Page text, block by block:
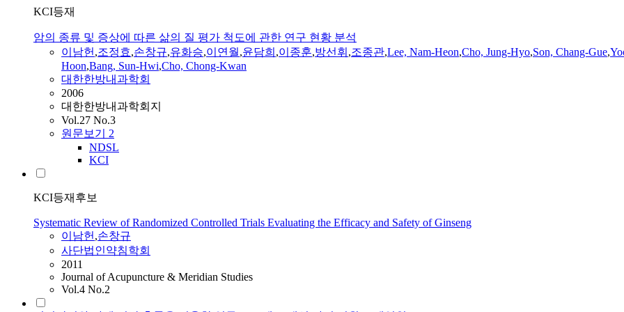
KCI등재
암의 종류 및 증상에 따른 삶의 질 평가 척도에 관한 연구 현황 분석
이남헌,조정효,손창규,유화승,이연월,윤담희 ,이종훈,방선휘 ,조종관,Lee, Nam-Heon,Cho, Jung-Hyo,Son, Chang-Gue,
Hoon,Bang, Sun-Hwi,Cho, Chong-Kwan
대한한방내과학회
2006
대한한방내과학회지
Vol.27 No.3
원문보기 2
NDSL
KCI
KCI등재후보
Systematic Review of Randomized Controlled Trials Evaluating the Efficacy and Safety of Ginseng
이남헌,손창규
사단법인약침학회
2011
Journal of Acupuncture & Meridian Studies
Vol.4 No.2